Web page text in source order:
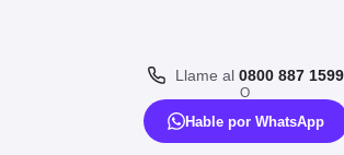
Llame al 0800 887 1599
O
Hable por WhatsApp